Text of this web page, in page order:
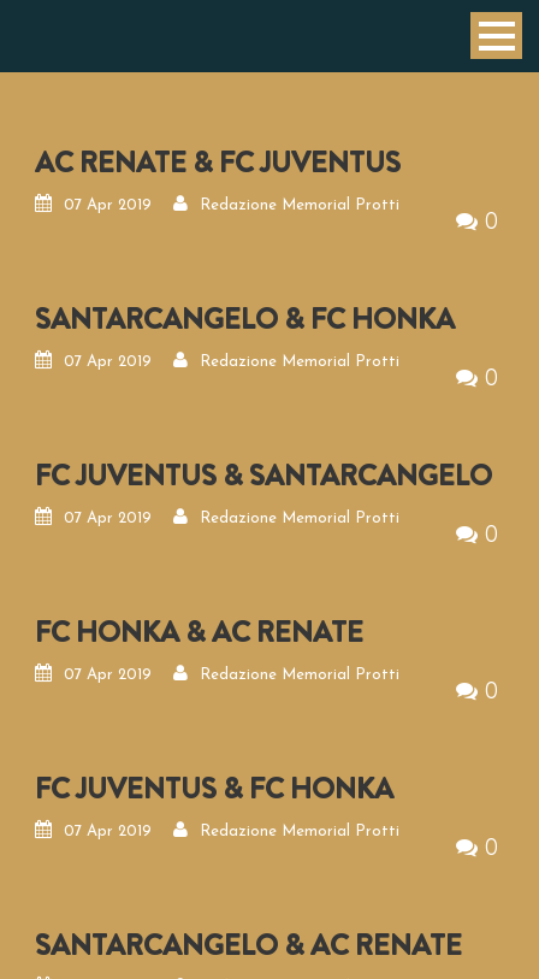
AC RENATE & FC JUVENTUS
07 Apr 2019 Redazione Memorial Protti
0
SANTARCANGELO & FC HONKA
07 Apr 2019 Redazione Memorial Protti
0
FC JUVENTUS & SANTARCANGELO
07 Apr 2019 Redazione Memorial Protti
0
FC HONKA & AC RENATE
07 Apr 2019 Redazione Memorial Protti
0
FC JUVENTUS & FC HONKA
07 Apr 2019 Redazione Memorial Protti
0
SANTARCANGELO & AC RENATE